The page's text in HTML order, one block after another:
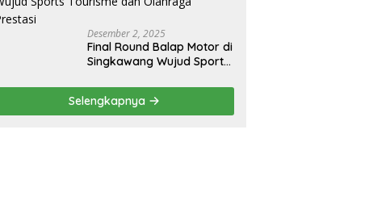
Desember 2, 2025
Final Round Balap Motor di
Singkawang Wujud Sports
Prestasi
Selengkapnya